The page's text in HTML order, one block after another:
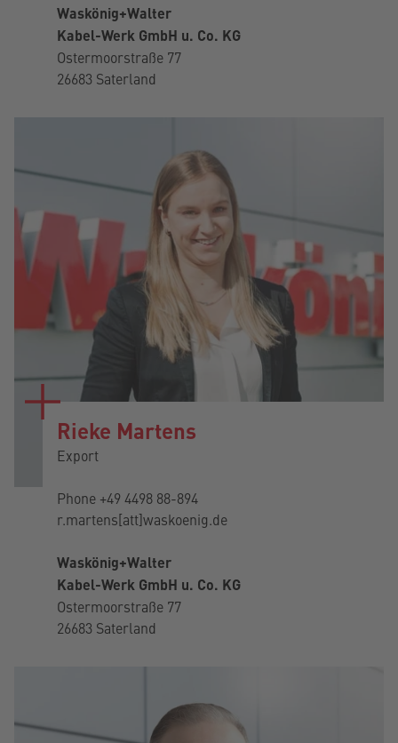
Waskönig+Walter
Kabel-Werk GmbH u. Co. KG
Ostermoorstraße 77
26683 Saterland
Rieke Martens
Export
Phone +49 4498 88-894
r.martens[att]waskoenig.de
Waskönig+Walter
Kabel-Werk GmbH u. Co. KG
Ostermoorstraße 77
26683 Saterland